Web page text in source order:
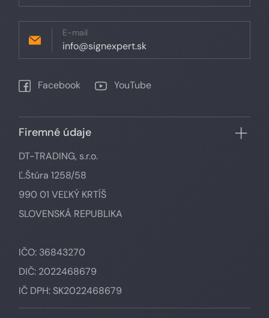
E-mail
info@signexpert.sk
Facebook YouTube
Firemné údaje
DT-TRADING, s.r.o.
Ľ.Štúra 1258/58
990 01 VEĽKÝ KRTÍŠ
SLOVENSKÁ REPUBLIKA
IČO: 36843270
DIČ: 2022468679
IČ DPH: SK2022468679